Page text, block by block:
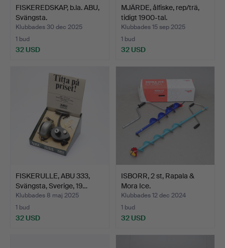
FISKEREDSKAP, b.la. ABU,
Svängsta.
Klubbades 30 dec 2025
1 bud
32 USD
MJÄRDE, ålfiske, rep/trä,
tidigt 1900-tal.
Klubbades 15 sep 2025
1 bud
32 USD
FISKERULLE, ABU 333,
Svängsta, Sverige, 19…
Klubbades 8 maj 2025
1 bud
32 USD
ISBORR, 2 st, Rapala &
Mora Ice.
Klubbades 12 dec 2024
1 bud
32 USD